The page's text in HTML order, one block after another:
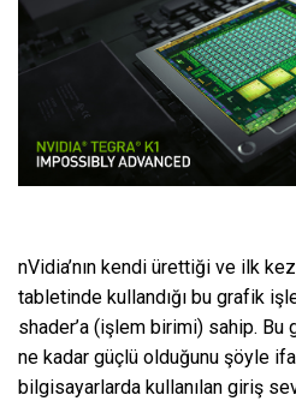
nVidia’nın kendi ürettiği ve ilk
tabletinde kullandığı bu grafik
shader’a (işlem birimi) sahip. Bu
ne kadar güçlü olduğunu şöyle
bilgisayarlarda kullanılan giriş